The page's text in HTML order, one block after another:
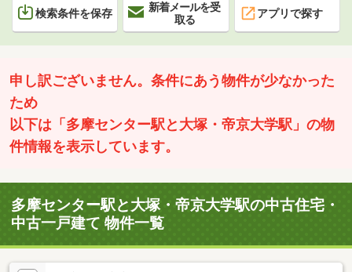
検索条件を保存
新着メールを受
取る
アプリで探す
申し訳ございません。条件にあう物件が少なかった
ため
以下は「多摩センター駅と大塚・帝京大学駅」の物
件情報を表示しています。
多摩センター駅と大塚・帝京大学駅の中古住宅・
中古一戸建て 物件一覧